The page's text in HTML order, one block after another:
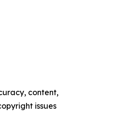
content,
issues